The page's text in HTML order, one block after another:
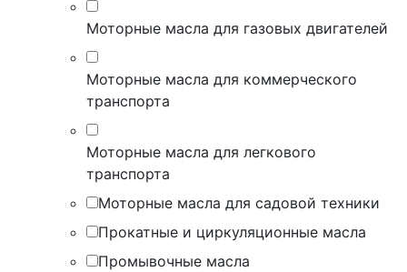
Моторные масла для газовых двигателей
Моторные масла для коммерческого
транспорта
Моторные масла для легкового
транспорта
Моторные масла для садовой техники
Прокатные и циркуляционные масла
Промывочные масла